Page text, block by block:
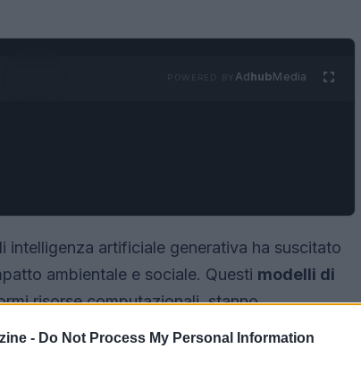
- Do Not Process My Personal Information
AdhubMedia
intelligenza artificiale generativa ha suscitato
ambientale e sociale. Questi modelli di
risorse computazionali, stanno
e sfide per le comunità di tutto il mondo.
nei